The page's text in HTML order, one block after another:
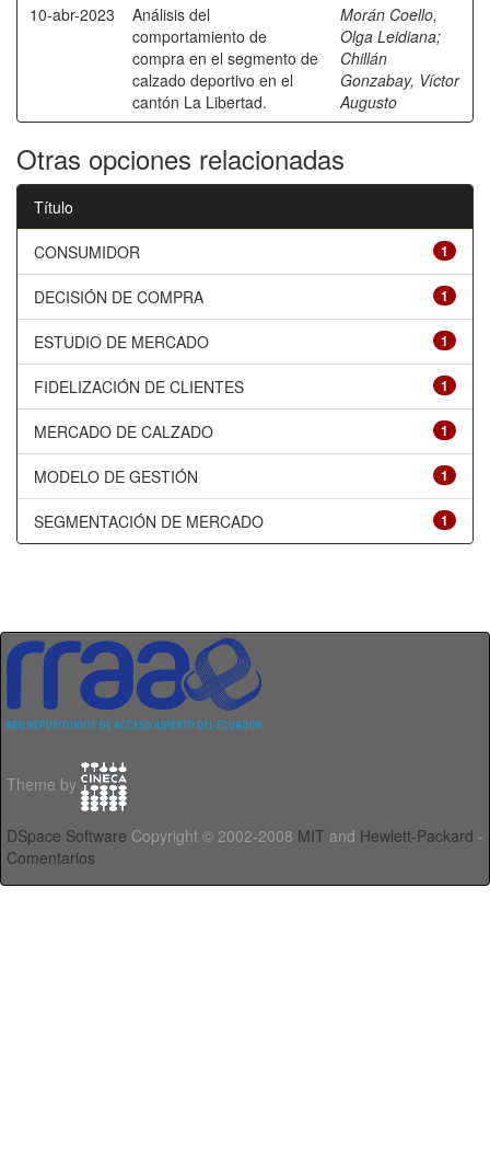
10-abr-2023
Análisis del
comportamiento de
compra en el segmento de
calzado deportivo en el
cantón La Libertad.
Morán Coello,
Olga Leidiana;
Chillán
Gonzabay, Víctor
Augusto
Otras opciones relacionadas
Título
1
CONSUMIDOR
1
DECISIÓN DE COMPRA
1
ESTUDIO DE MERCADO
1
FIDELIZACIÓN DE CLIENTES
1
MERCADO DE CALZADO
1
MODELO DE GESTIÓN
1
SEGMENTACIÓN DE MERCADO
Theme by
DSpace Software Copyright © 2002-2008 MIT and Hewlett-Packard -
Comentarios